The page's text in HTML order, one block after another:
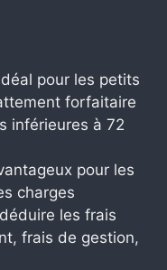
pour les petits
forfaitaire
inférieures à 72
pour les
charges
les frais
frais de gestion,